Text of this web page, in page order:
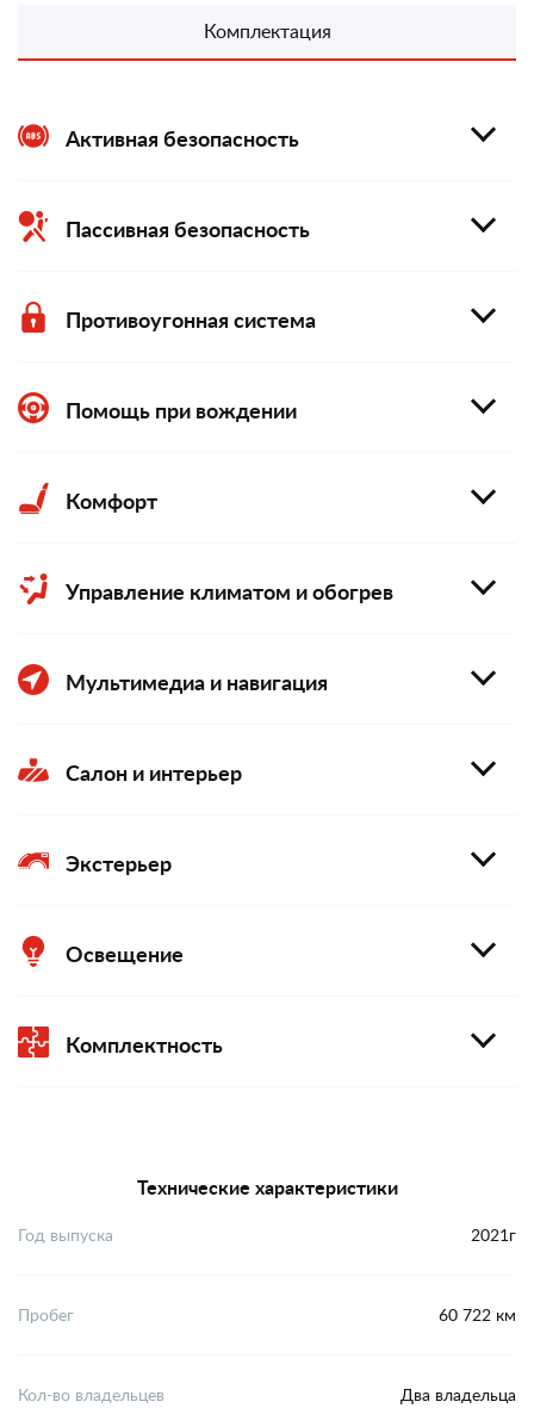
Комплектация
Активная безопасность
Пассивная безопасность
Противоугонная система
Помощь при вождении
Комфорт
Управление климатом и обогрев
Мультимедиа и навигация
Салон и интерьер
Экстерьер
Освещение
Комплектность
Технические характеристики
Год выпуска 2021г
Пробег 60 722 км
Кол-во владельцев Два владельца